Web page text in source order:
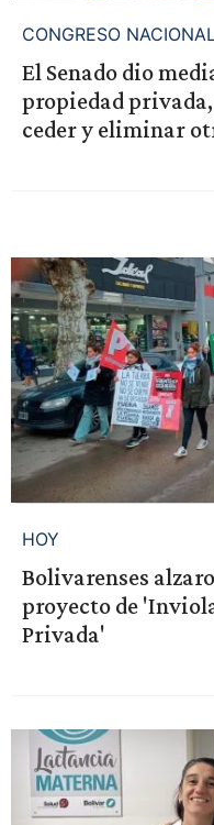
CONGRESO
El Senado dio
propiedad
ceder y eliminar
HOY
Bolivarenses
proyecto de
Privada'